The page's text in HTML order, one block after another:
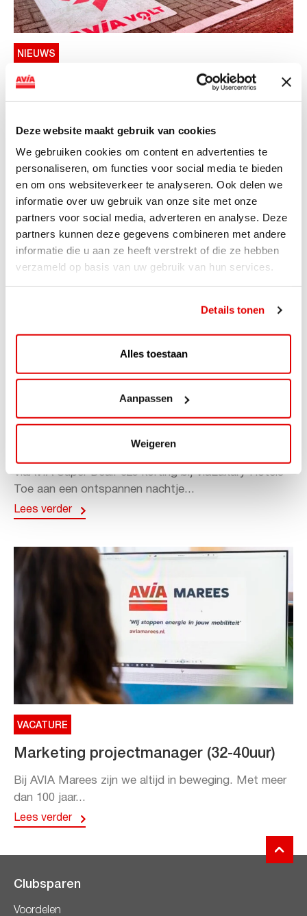
Deze website maakt gebruik van cookies
We gebruiken cookies om content en advertenties te
personaliseren, om functies voor social media te bieden
en om ons websiteverkeer te analyseren. Ook delen we
informatie over uw gebruik van onze site met onze
partners voor social media, adverteren en analyse. Deze
partners kunnen deze gegevens combineren met andere
informatie die u aan ze heeft verstrekt of die ze hebben
verzameld op basis van uw gebruik van hun services.
Details tonen
Alles toestaan
Aanpassen
Weigeren
NIEUWS
AVIA VOLT en Fletcher Hotels starten
landelijke uitrol van DC-
AVIA VOLT en Fletcher Hotels starten landelijke uitrol
van DC-snellaadinfrastructuur AVIA VOLT en...
Lees verder
ViaAVIA Super Deal: 20% korting bij
ViaLuxury Hotels
ViaAVIA Super Deal: €25 korting bij ViaLuxury Hotels
Toe aan een ontspannen nachtje...
Lees verder
VACATURE
Marketing projectmanager (32-40uur)
Bij AVIA Marees zijn we altijd in beweging. Met meer
dan 100 jaar...
Lees verder
Clubsparen
Voordelen